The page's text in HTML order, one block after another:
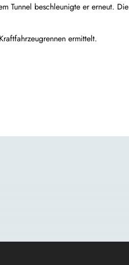
Tunnel beschleunigte er erneut. Die
ermittelt.